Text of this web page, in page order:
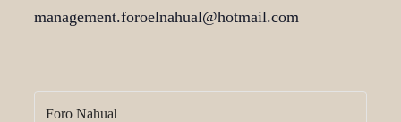
management.foroelnahual@hotmail.com
Foro Nahual